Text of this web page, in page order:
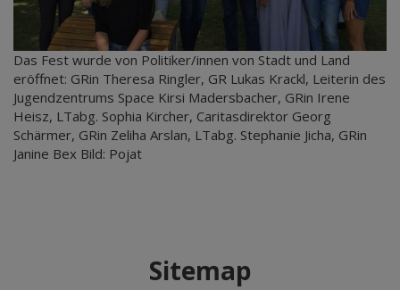
Das Fest wurde von Politiker/innen von Stadt und Land
eröffnet: GRin Theresa Ringler, GR Lukas Krackl, Leiterin des
Jugendzentrums Space Kirsi Madersbacher, GRin Irene
Heisz, LTabg. Sophia Kircher, Caritasdirektor Georg
Schärmer, GRin Zeliha Arslan, LTabg. Stephanie Jicha, GRin
Janine Bex Bild: Pojat
Sitemap